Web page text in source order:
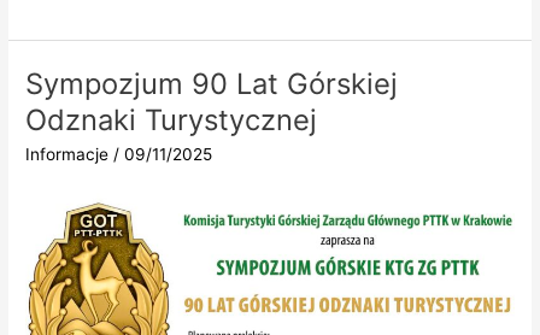
zdobywania
PTTK
Sympozjum 90 Lat Górskiej
Odznaki Turystycznej
Informacje /09/11/2025